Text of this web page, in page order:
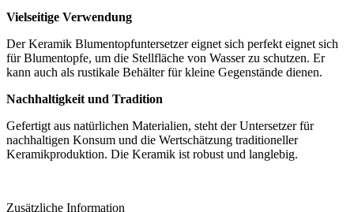
Vielseitige Verwendung
Der Keramik Blumentopfuntersetzer eignet sich perfekt eignet sich
für Blumentopfe, um die Stellfläche von Wasser zu schutzen. Er
kann auch als rustikale Behälter für kleine Gegenstände dienen.
Nachhaltigkeit und Tradition
Gefertigt aus natürlichen Materialien, steht der Untersetzer für
nachhaltigen Konsum und die Wertschätzung traditioneller
Keramikproduktion. Die Keramik ist robust und langlebig.
Zusätzliche Information